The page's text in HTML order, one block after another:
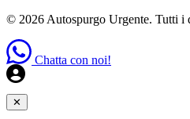
© 2026 Autospurgo Urgente. Tutti i
Chatta con noi!
✕